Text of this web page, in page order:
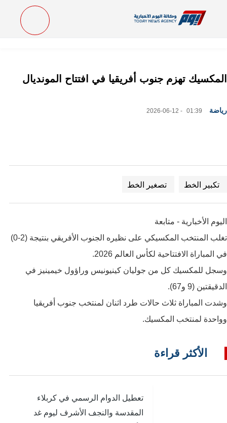
المكسيك تهزم جنوب أفريقيا في افتتاح المونديال
رياضة 01:39 - 2026-06-12
تكبير الخط تصغير الخط
اليوم الأخبارية - متابعة
تغلب المنتخب المكسيكي على نظيره الجنوب الأفريقي بنتيجة (2-0)
في المباراة الافتتاحية لكأس العالم 2026.
وسجل للمكسيك كل من جوليان كينيونيس وراؤول خيمينيز في
الدقيقتين (9 و67).
وشدت المباراة ثلاث حالات طرد اثنان لمنتخب جنوب أفريقيا
وواحدة لمنتخب المكسيك.
الأكثر قراءة
تعطيل الدوام الرسمي في كربلاء
المقدسة والنجف الأشرف ليوم غد